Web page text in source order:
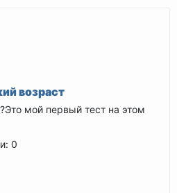
возраст
мой первый тест на этом
0